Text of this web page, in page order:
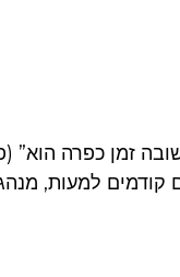
זמן כפרה הוא”
קודמים למעות,